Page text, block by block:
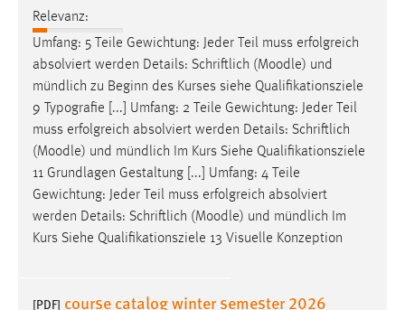
Relevanz:
Umfang: 5 Teile Gewichtung: Jeder Teil muss erfolgreich
absolviert werden Details: Schriftlich (Moodle) und
mündlich zu Beginn des Kurses siehe Qualifikationsziele
9 Typografie [...] Umfang: 2 Teile Gewichtung: Jeder Teil
muss erfolgreich absolviert werden Details: Schriftlich
(Moodle) und mündlich Im Kurs Siehe Qualifikationsziele
11 Grundlagen Gestaltung [...] Umfang: 4 Teile
Gewichtung: Jeder Teil muss erfolgreich absolviert
werden Details: Schriftlich (Moodle) und mündlich Im
Kurs Siehe Qualifikationsziele 13 Visuelle Konzeption
[PDF] course catalog winter semester 2026
Vimeo